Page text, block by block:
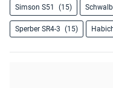
Simson S51 (15)
Sperber SR4-3 (15)